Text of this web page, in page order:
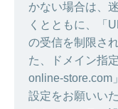
かない場合は、
くとともに、「
の受信を制限さ
た、ドメイン指
online-store.com
設定をお願いい